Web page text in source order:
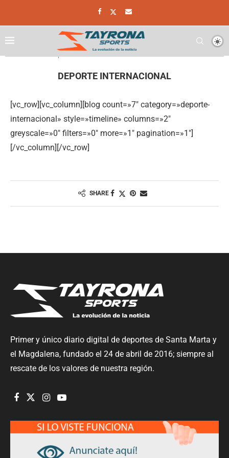
DEPORTE INTERNACIONAL
[vc_row][vc_column][blog count=»7″ category=»deporte-
internacional» style=»timeline» columns=»2″
greyscale=»0″ filters=»0″ more=»1″ pagination=»1″]
[/vc_column][/vc_row]
SHARE
Primer y único diario digital de deportes de Santa Marta y
el Magdalena, fundado el 24 de abril de 2016; siempre al
rescate de los valores de nuestra región.